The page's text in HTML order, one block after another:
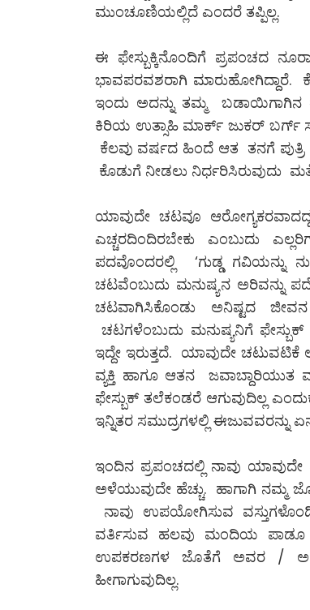
ಮುಂಚೂಣಿಯಲ್ಲಿದೆ ಎಂದರೆ ತಪ್ಪಿಲ್ಲ.
ಈ ಫೇಸ್ಬುಕ್ಕಿನೊಂದಿಗೆ ಪ್ರಪಂಚದ
ಭಾವಪರವಶರಾಗಿ ಮಾರುಹೋಗಿದ್ದಾರೆ.
ಇಂದು ಅದನ್ನು ತಮ್ಮ ಬಡಾಯಿಗಾಗಿನ
ಕಿರಿಯ ಉತ್ಸಾಹಿ ಮಾರ್ಕ್ ಜುಕರ್ ಬರ್ಗ್
ಕೆಲವು ವರ್ಷದ ಹಿಂದೆ ಆತ ತನಗೆ ಪುತ್ರಿ
ಕೊಡುಗೆ ನೀಡಲು ನಿರ್ಧರಿಸಿರುವುದು
ಯಾವುದೇ ಚಟವೂ
ಎಚ್ಚರದಿಂದಿರಬೇಕು ಎಂಬುದು
ಪದವೊಂದರಲ್ಲಿ ‘ಗುಡ್ಡ
ಚಟವೆಂಬುದು ಮನುಷ್ಯನ ಅರಿವನ್ನು ಪದೇ
ಚಟವಾಗಿಸಿಕೊಂಡು ಅನಿಷ್ಟದ ಜೀವನ
ಚಟಗಳೆಂಬುದು ಮನುಷ್ಯನಿಗೆ
ಇದ್ದೇ ಇರುತ್ತದೆ. ಯಾವುದೇ
ವ್ಯಕ್ತಿ ಹಾಗೂ ಆತನ
ಫೇಸ್ಬುಕ್ ತಲೆಕಂಡರೆ ಆಗುವುದಿಲ್ಲ
ಇನ್ನಿತರ ಸಮುದ್ರಗಳಲ್ಲಿ ಈಜುವವರನ್ನು
ಇಂದಿನ ಪ್ರಪಂಚದಲ್ಲಿ ನಾವು ಯಾವುದೇ
ಅಳೆಯುವುದೇ ಹೆಚ್ಚು. ಹಾಗಾಗಿ ನಮ್ಮ
ನಾವು ಉಪಯೋಗಿಸುವ
ವರ್ತಿಸುವ ಹಲವು ಮಂದಿಯ ಪಾಡೂ
ಉಪಕರಣಗಳ ಜೊತೆಗೆ ಅವರ /
ಹೀಗಾಗುವುದಿಲ್ಲ.